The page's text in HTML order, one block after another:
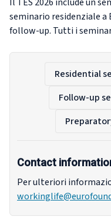
seminario residenziale a
follow-up. Tutti i
Residential
Follow-up
Contact
Per ulteriori